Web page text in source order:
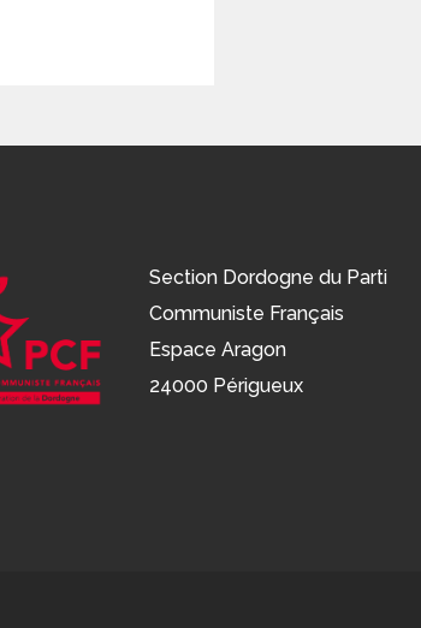
Section Dordogne du Parti
Communiste Français
Espace Aragon
24000 Périgueux